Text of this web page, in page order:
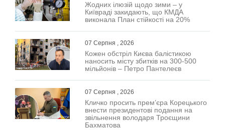
Жодних ілюзій щодо зими – у
Київраді закидають, що КМДА
виконала План стійкості на 20%
07 Серпня , 2026
Кожен обстріл Києва балістикою
наносить місту збитків на 300-500
мільйонів – Петро Пантелеєв
07 Серпня , 2026
Кличко просить прем’єра Корецького
внести президентові подання на
звільнення володаря Троєщини
Бахматова